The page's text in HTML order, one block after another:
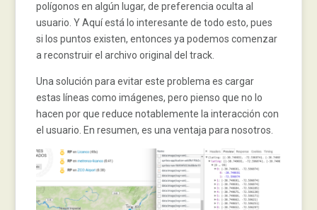
polígonos en algún lugar, de preferencia oculta al
usuario. Y Aquí está lo interesante de todo esto, pues
si los puntos existen, entonces ya podemos comenzar
a reconstruir el archivo original del track.
Una solución para evitar este problema es cargar
estas líneas como imágenes, pero pienso que no lo
hacen por que reduce notablemente la interacción con
el usuario. En resumen, es una ventaja para nosotros.